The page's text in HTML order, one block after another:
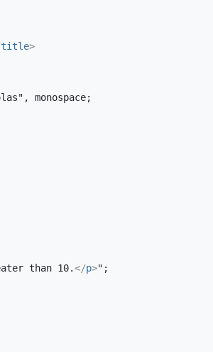
title>
monospace;
than 10.</p>";